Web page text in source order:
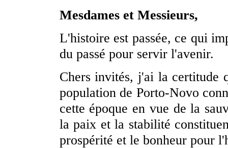
Mesdames et Messieurs,
L'histoire est passée, ce qui
du passé pour servir l'avenir.
Chers invités, j'ai la certitude
population de Porto-Novo
cette époque en vue de la
la paix et la stabilité
prospérité et le bonheur pour